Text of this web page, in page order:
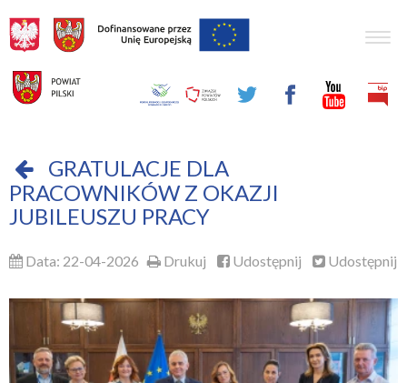
GRATULACJE DLA
PRACOWNIKÓW Z OKAZJI
JUBILEUSZU PRACY
Data: 22-04-2026 Drukuj Udostępnij Udostępnij